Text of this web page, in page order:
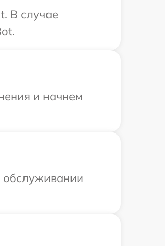
В случае
и начнем
обслуживании